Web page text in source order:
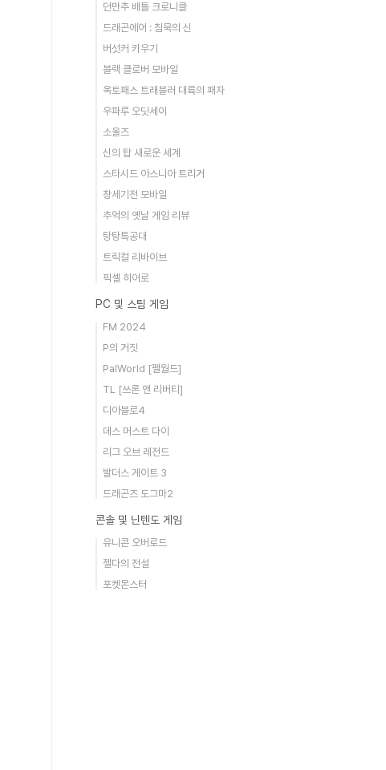
던만추 배틀 크로니클
드래곤에어 : 침묵의 신
버섯커 키우기
블랙 클로버 모바일
옥토패스 트래블러 대륙의 패자
우파루 오딧세이
소울즈
신의 탑 새로운 세계
스타시드 아스니아 트리거
창세기전 모바일
추억의 옛날 게임 리뷰
탕탕특공대
트릭컬 리바이브
픽셀 히어로
PC 및 스팀 게임
FM 2024
P의 거짓
PalWorld [팰월드]
TL [쓰론 앤 리버티]
디아블로4
데스 머스트 다이
리그 오브 레전드
발더스 게이트 3
드래곤즈 도그마2
콘솔 및 닌텐도 게임
유니콘 오버로드
젤다의 전설
포켓몬스터